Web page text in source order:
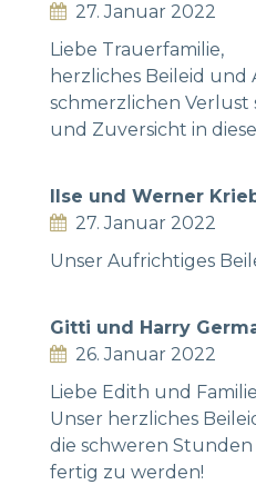
27. Januar 2022
Liebe Trauerfamilie,
herzliches Beileid
schmerzlichen Verlust
und Zuversicht in
Ilse und Werner
27. Januar 2022
Unser Aufrichtiges
Gitti und Harry
26. Januar 2022
Liebe Edith und
Unser herzliches
die schweren
fertig zu werden!